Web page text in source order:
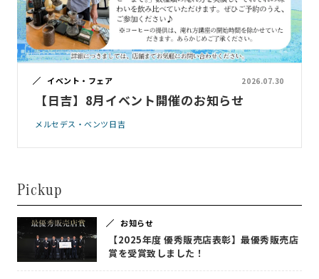
イベント・フェア 2026.07.30
【日吉】8月イベント開催のお知らせ
メルセデス・ベンツ日吉
Pickup
お知らせ
【2025年度 優秀販売店表彰】最優秀販売店
賞を受賞致しました！